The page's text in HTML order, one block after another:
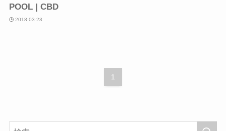
POOL | CBD
2018-03-23
1